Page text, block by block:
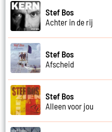
Stef Bos
Achter in de rij
Stef Bos
Afscheid
Stef Bos
Alleen voor jou